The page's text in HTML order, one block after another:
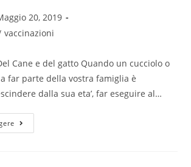
20, 2019
vaccinazioni
Cane e del gatto Quando un cucciolo o
far parte della vostra famiglia è
dalla sua eta’, far eseguire al…